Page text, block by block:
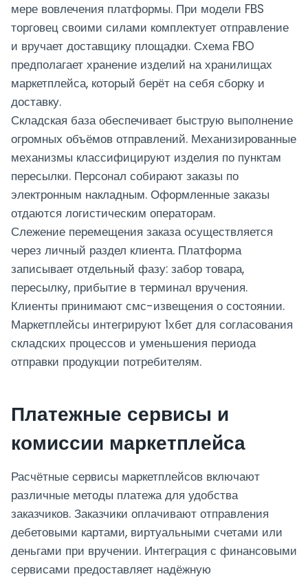
мере вовлечения платформы. При модели FBS
торговец своими силами комплектует отправление
и вручает доставщику площадки. Схема FBO
предполагает хранение изделий на хранилищах
маркетплейса, который берёт на себя сборку и
доставку.
Складская база обеспечивает быструю выполнение
огромных объёмов отправлений. Механизированные
механизмы классифицируют изделия по пунктам
пересылки. Персонал собирают заказы по
электронным накладным. Оформленные заказы
отдаются логистическим операторам.
Слежение перемещения заказа осуществляется
через личный раздел клиента. Платформа
записывает отдельный фазу: забор товара,
пересылку, прибытие в терминал вручения.
Клиенты принимают смс-извещения о состоянии.
Маркетплейсы интегрируют 1хбет для согласования
складских процессов и уменьшения периода
отправки продукции потребителям.
Платежные сервисы и
комиссии маркетплейса
Расчётные сервисы маркетплейсов включают
различные методы платежа для удобства
заказчиков. Заказчики оплачивают отправления
дебетовыми картами, виртуальными счетами или
деньгами при вручении. Интеграция с финансовыми
сервисами предоставляет надёжную